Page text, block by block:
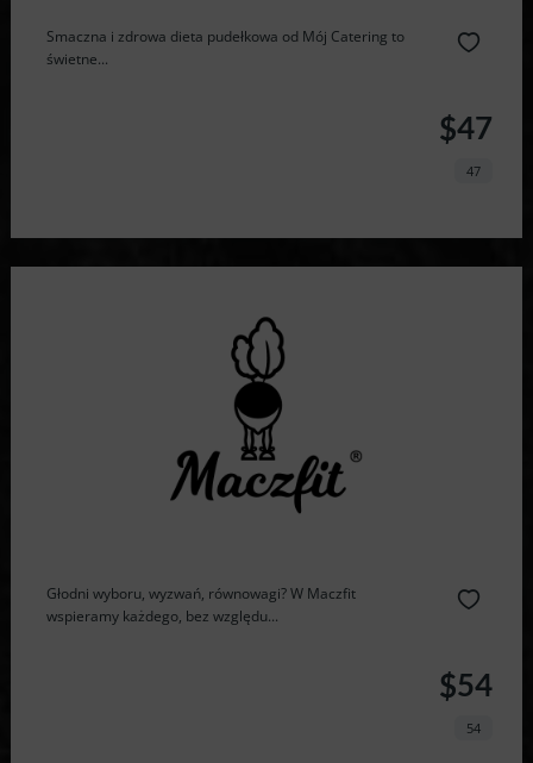
Smaczna i zdrowa dieta pudełkowa od Mój Catering to
świetne...
$47
47
Głodni wyboru, wyzwań, równowagi? W Maczfit
wspieramy każdego, bez względu...
$54
54